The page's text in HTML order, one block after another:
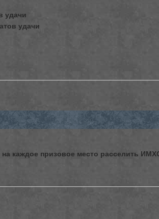
удачи
удачи
каждое призовое место расселить